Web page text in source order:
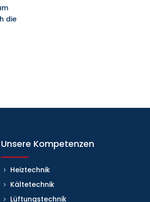
die
Unsere Kompetenzen
Heiztechnik
Kältetechnik
Lüftungstechnik